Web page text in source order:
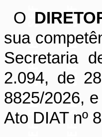
O
sua
Secretaria
2.094, de
8825/2026,
Ato DIAT nº